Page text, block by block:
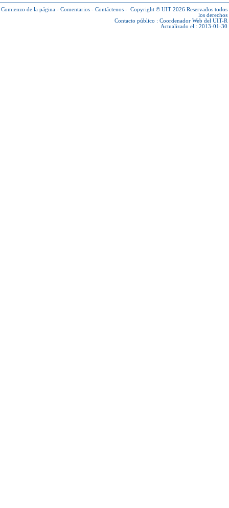
Comienzo de la página - Comentarios - Contáctenos - Copyright © UIT 2026 Reservados todos
los derechos
Contacto público : Coordenador Web del UIT-R
Actualizado el : 2013-01-30